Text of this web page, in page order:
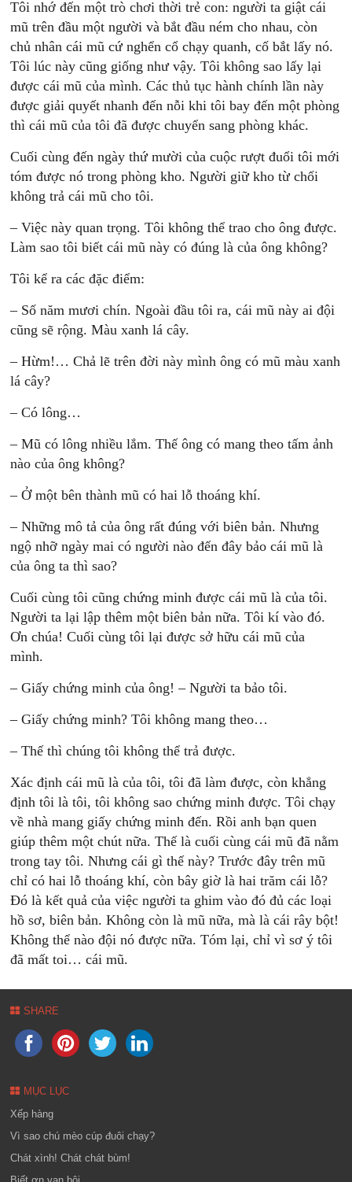
Tôi nhớ đến một trò chơi thời trẻ con: người ta giật cái
mũ trên đầu một người và bắt đầu ném cho nhau, còn
chủ nhân cái mũ cứ nghển cổ chạy quanh, cố bắt lấy nó.
Tôi lúc này cũng giống như vậy. Tôi không sao lấy lại
được cái mũ của mình. Các thủ tục hành chính lần này
được giải quyết nhanh đến nỗi khi tôi bay đến một phòng
thì cái mũ của tôi đã được chuyển sang phòng khác.
Cuối cùng đến ngày thứ mười của cuộc rượt đuổi tôi mới
tóm được nó trong phòng kho. Người giữ kho từ chối
không trả cái mũ cho tôi.
– Việc này quan trọng. Tôi không thể trao cho ông được.
Làm sao tôi biết cái mũ này có đúng là của ông không?
Tôi kể ra các đặc điểm:
– Số năm mươi chín. Ngoài đầu tôi ra, cái mũ này ai đội
cũng sẽ rộng. Màu xanh lá cây.
– Hừm!… Chả lẽ trên đời này mình ông có mũ màu xanh
lá cây?
– Có lông…
– Mũ có lông nhiều lắm. Thế ông có mang theo tấm ảnh
nào của ông không?
– Ở một bên thành mũ có hai lỗ thoáng khí.
– Những mô tả của ông rất đúng với biên bản. Nhưng
ngộ nhỡ ngày mai có người nào đến đây bảo cái mũ là
của ông ta thì sao?
Cuối cùng tôi cũng chứng minh được cái mũ là của tôi.
Người ta lại lập thêm một biên bản nữa. Tôi kí vào đó.
Ơn chúa! Cuối cùng tôi lại được sở hữu cái mũ của
mình.
– Giấy chứng minh của ông! – Người ta bảo tôi.
– Giấy chứng minh? Tôi không mang theo…
– Thế thì chúng tôi không thể trả được.
Xác định cái mũ là của tôi, tôi đã làm được, còn khẳng
định tôi là tôi, tôi không sao chứng minh được. Tôi chạy
về nhà mang giấy chứng minh đến. Rồi anh bạn quen
giúp thêm một chút nữa. Thế là cuối cùng cái mũ đã nằm
trong tay tôi. Nhưng cái gì thế này? Trước đây trên mũ
chỉ có hai lỗ thoáng khí, còn bây giờ là hai trăm cái lỗ?
Đó là kết quả của việc người ta ghim vào đó đủ các loại
hồ sơ, biên bản. Không còn là mũ nữa, mà là cái rây bột!
Không thể nào đội nó được nữa. Tóm lại, chỉ vì sơ ý tôi
đã mất toi… cái mũ.
SHARE
MỤC LỤC
Xếp hàng
Vì sao chú mèo cúp đuôi chạy?
Chát xình! Chát chát bùm!